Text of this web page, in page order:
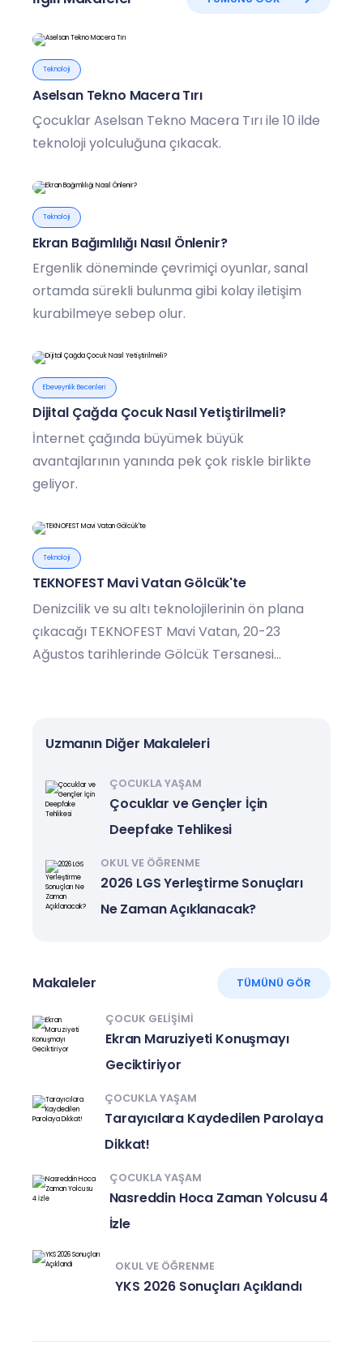
Teknoloji
Aselsan Tekno Macera Tırı
Çocuklar Aselsan Tekno Macera Tırı ile 10 ilde
teknoloji yolculuğuna çıkacak.
Teknoloji
Ekran Bağımlılığı Nasıl Önlenir?
Ergenlik döneminde çevrimiçi oyunlar, sanal
ortamda sürekli bulunma gibi kolay iletişim
kurabilmeye sebep olur.
Ebeveynlik Becerileri
Dijital Çağda Çocuk Nasıl Yetiştirilmeli?
İnternet çağında büyümek büyük
avantajlarının yanında pek çok riskle birlikte
geliyor.
Teknoloji
TEKNOFEST Mavi Vatan Gölcük'te
Denizcilik ve su altı teknolojilerinin ön plana
çıkacağı TEKNOFEST Mavi Vatan, 20-23
Ağustos tarihlerinde Gölcük Tersanesi
Uzmanın Diğer Makaleleri
ÇOCUKLA YAŞAM
Çocuklar ve Gençler İçin
Deepfake Tehlikesi
OKUL VE ÖĞRENME
2026 LGS Yerleştirme Sonuçları
Ne Zaman Açıklanacak?
Makaleler TÜMÜNÜ GÖR
ÇOCUK GELIŞIMI
Ekran Maruziyeti Konuşmayı
Geciktiriyor
ÇOCUKLA YAŞAM
Tarayıcılara Kaydedilen Parolaya
Dikkat!
ÇOCUKLA YAŞAM
Nasreddin Hoca Zaman Yolcusu 4
İzle
OKUL VE ÖĞRENME
YKS 2026 Sonuçları Açıklandı